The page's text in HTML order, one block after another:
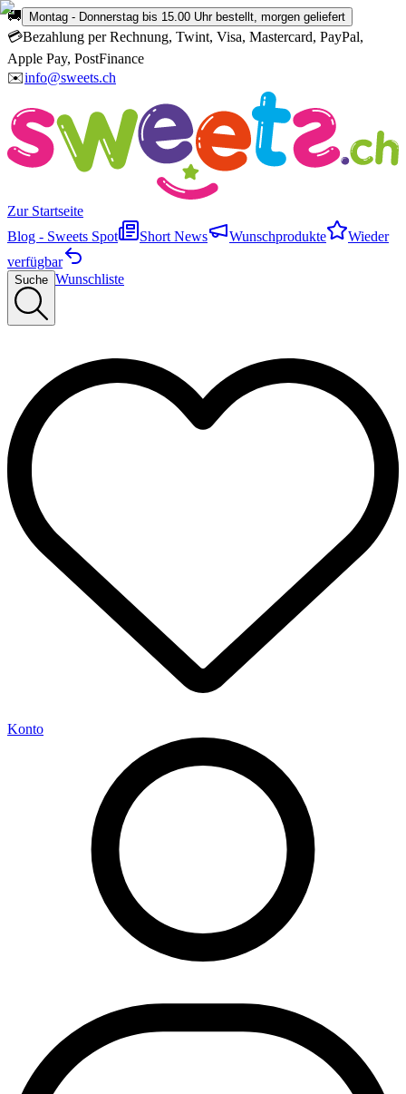
🚚 Montag - Donnerstag bis 15.00 Uhr bestellt, morgen geliefert
💳Bezahlung per Rechnung, Twint, Visa, Mastercard, PayPal,
Apple Pay, PostFinance
✉️info@sweets.ch
Zur Startseite
Blog - Sweets Spot
Short News Wunschprodukte
Wieder
verfügbar
Suche Wunschliste
Konto